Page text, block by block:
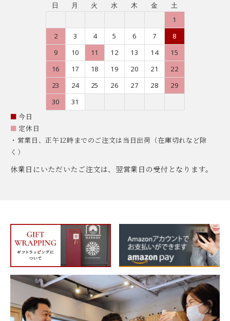
日 月 火 水 木 金
土
1
2
3 4 5 6 7
8
9
10 11 12 13 14
15
16
17 18 19 20 21
22
23
24 25 26 27 28
29
30
31
■ 今日
■ 定休日
・営業日、正午12時までのご注文は当日出荷（在庫切れなど除
く）
休業日にいただいたご注文は、翌営業日の受付となります。